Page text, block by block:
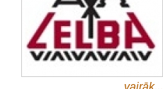
vairāk...